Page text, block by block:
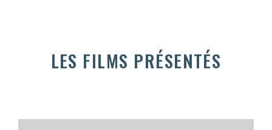
LES FILMS PRÉSENTÉS